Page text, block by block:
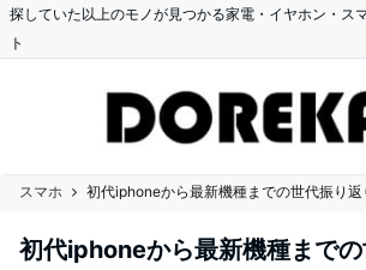
探していた以上のモノが見つかる家電・イヤホン・ス
ト
スマホ 初代iphoneから最新機種までの世代振り
初代iphoneから最新機種までの